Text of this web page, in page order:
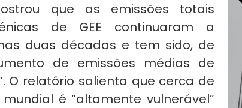
que as emissões totais
de GEE continuaram a
duas décadas e tem sido, de
de emissões médias de
O relatório salienta que cerca de
é “altamente vulnerável”